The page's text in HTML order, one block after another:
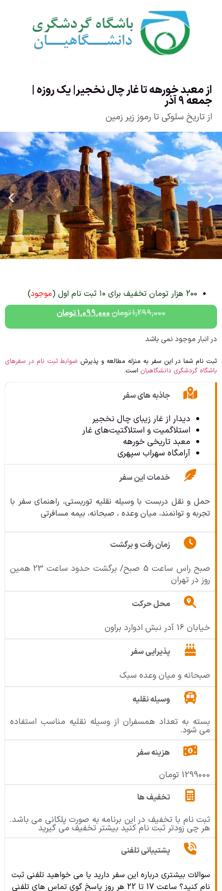
از معبد خورهه تا غار چال نخجیر| یک روزه |
جمعه 9 آذر
از تاریخ سلوکی تا رموز زیر زمین
200 هزار تومان تخفیف برای ۱۰ ثبت نام اول ( موجود)
1,299,000تومان1,099,000تومان
در انبار موجود نمی باشد
ثبت نام شما در این سفر به منزله مطالعه و پذیرش ضوابط ثبت نام در سفرهای
باشگاه گردشگری دانشگاهیان است.
جاذبه های سفر
دیدار از غار زیبای چال نخجیر
استلاگمیت و استلاگتیت‌های غار
معبد تاریخی خورهه
آرامگاه سهراب سپهری
خدمات این سفر
حمل و نقل دربست با وسیله نقلیه توریستی، راهنمای سفر با
تجربه و توانمند، میان وعده ، صبحانه، بیمه مسافرتی
زمان رفت و برگشت
صبح راس ساعت 5 صبح/ برگشت حدود ساعت 23 همین
روز در تهران
محل حرکت
خیابان 16 آدر نبش ادوارد براون
پذیرایی سفر
صبحانه و میان وعده سبک
وسیله نقلیه
بسته به تعداد همسفران از وسیله نقلیه مناسب استفاده
می شود.
هزینه سفر
1299000 تومان
تخفیف ها
ثبت نام با تخفیف در این برنامه به صورت پلکانی می باشد.
هر چی زودتر ثبت نام کنید بیشتر تخفیف می گیرید
پشتیبانی تلفنی
سوالات بیشتری درباره این سفر دارید یا می خواهید تلفنی ثبت
نام کنید؟ ساعت 17 تا 22 هر روز پاسخ گوی تماس های تلفنی